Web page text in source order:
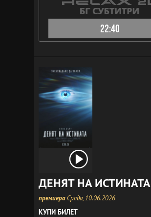
22:40
ДЕНЯТ НА ИСТИНАТА
премиера Сряда, 10.06.2026
КУПИ БИЛЕТ